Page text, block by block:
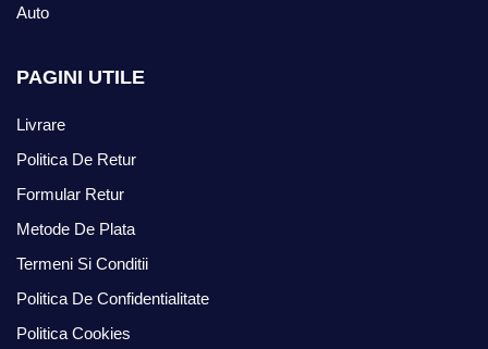
Auto
PAGINI UTILE
Livrare
Politica De Retur
Formular Retur
Metode De Plata
Termeni Si Conditii
Politica De Confidentialitate
Politica Cookies